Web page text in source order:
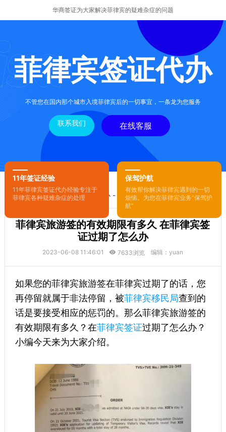
华商签证为大家解决菲律宾的疑难杂症的问题
菲律宾签证代办
不管您在国内那个城市入境菲律宾后的一切事宜，一条龙为您服务
联系我们 在线客服
11年签证经验
11年菲律宾签证代办经验专注于
菲律宾各种疑难杂症的处理
保驾护航
有效帮你解决菲律宾遇到的一切
烦恼。为您在菲律宾业务“保驾护
航”
您的位置：首页-菲律宾签证代办- 正文
菲律宾旅游签的有效期限有多久 在菲律宾签
证过期了怎么办
2023-06-08 11:46:01 7633浏览 编辑：yuan
如果您的菲律宾旅游签在菲律宾过期了的话，您
再停留就属于非法停留，被菲律宾移民局查到的
话是要接受相应的惩罚的。那么菲律宾旅游签的
有效期限有多久？在菲律宾签证过期了怎么办？
小编今天来为大家介绍。